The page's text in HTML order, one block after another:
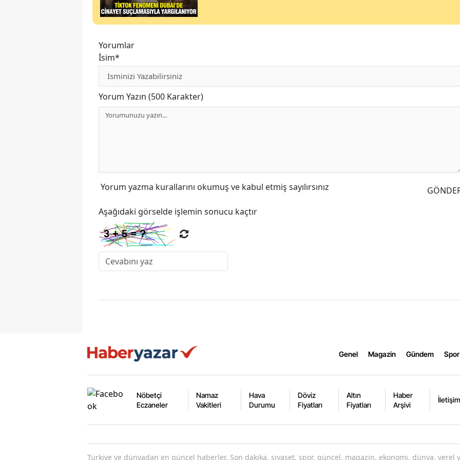
Yorumlar
İsim*
Yorum Yazın (500 Karakter)
Yorum yazma kurallarını okumuş ve kabul etmiş sayılırsınız
Aşağıdaki görselde işlemin sonucu kaçtır
Genel Magazin Gündem Spor
Nöbetçi
Eczaneler
Namaz
Vakitleri
Hava
Durumu
Döviz
Fiyatları
Altın
Fiyatları
Haber
Arşivi
Türkiye ve dünyadan en güncel haberler. Son dakika, siyaset, spor, güncel, magazin, ekonomi, dünya, yerel